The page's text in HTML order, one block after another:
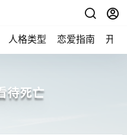
人格类型 恋爱指南 开始
待死亡